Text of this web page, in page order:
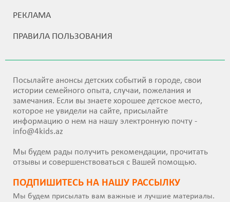
РЕКЛАМА
ПРАВИЛА ПОЛЬЗОВАНИЯ
Посылайте анонсы детских событий в городе, свои
истории семейного опыта, случаи, пожелания и
замечания. Если вы знаете хорошее детское место,
которое не увидели на сайте, присылайте
информацию о нем на нашу электронную почту -
info@4kids.az
Мы будем рады получить рекомендации, прочитать
отзывы и совершенствоваться с Вашей помощью.
ПОДПИШИТEСЬ НА НАШУ РАССЫЛКУ
Мы будем присылать вам важные и лучшие материалы.